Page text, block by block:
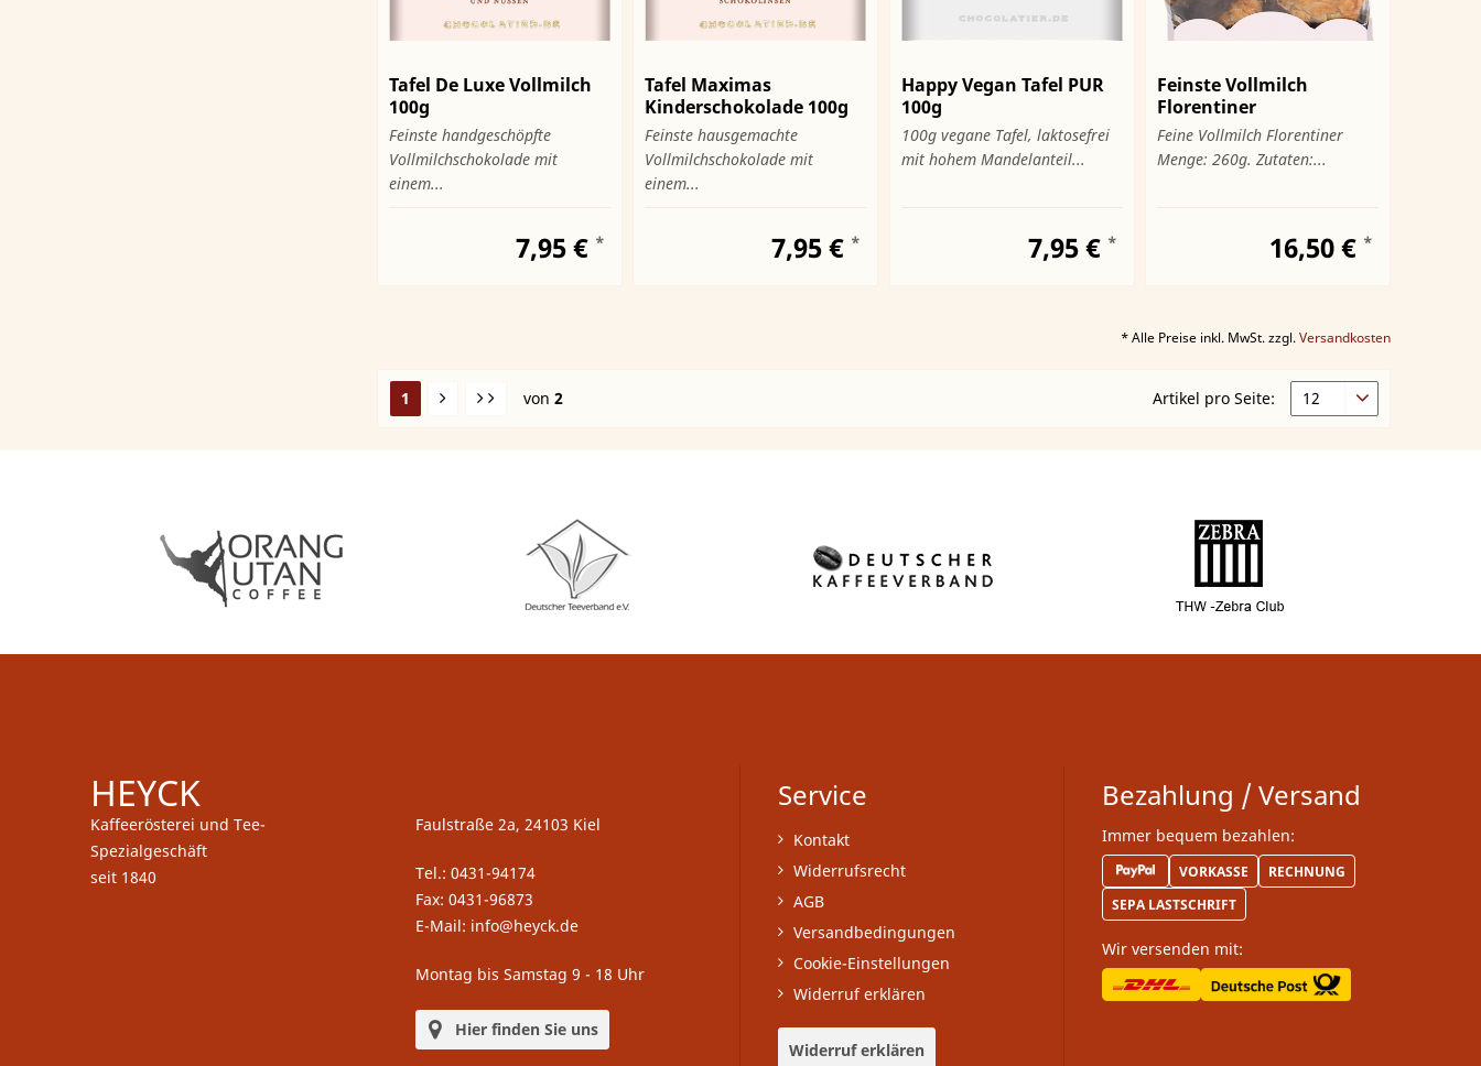
Tafel De Luxe Vollmilch
100g
Feinste handgeschöpfte
Vollmilchschokolade mit
einem...
7,95 € *
Tafel Maximas
Kinderschokolade 100g
Feinste hausgemachte
Vollmilchschokolade mit
einem...
7,95 € *
Happy Vegan Tafel PUR
100g
100g vegane Tafel, laktosefrei
mit hohem Mandelanteil...
7,95 € *
Feinste Vollmilch
Florentiner
Feine Vollmilch Florentiner
Menge: 260g. Zutaten:...
16,50 € *
* Alle Preise inkl. MwSt. zzgl.Versandkosten
1 von 2 Artikel pro Seite:
HEYCK
Kaffeerösterei und Tee-
Spezialgeschäft
seit 1840
Faulstraße 2a, 24103 Kiel
Tel.: 0431-94174
Fax: 0431-96873
E-Mail: info@heyck.de
Montag bis Samstag 9 - 18 Uhr
Hier finden Sie uns
Service
Kontakt
Widerrufsrecht
AGB
Versandbedingungen
Cookie-Einstellungen
Widerruf erklären
Widerruf erklären
Bezahlung / Versand
Immer bequem bezahlen:
VORKASSE
RECHNUNG
SEPA LASTSCHRIFT
Wir versenden mit: